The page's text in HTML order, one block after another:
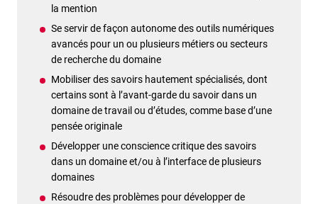
la mention
Se servir de façon autonome des outils numériques
avancés pour un ou plusieurs métiers ou secteurs
de recherche du domaine
Mobiliser des savoirs hautement spécialisés, dont
certains sont à l’avant-garde du savoir dans un
domaine de travail ou d’études, comme base d’une
pensée originale
Développer une conscience critique des savoirs
dans un domaine et/ou à l’interface de plusieurs
domaines
Résoudre des problèmes pour développer de